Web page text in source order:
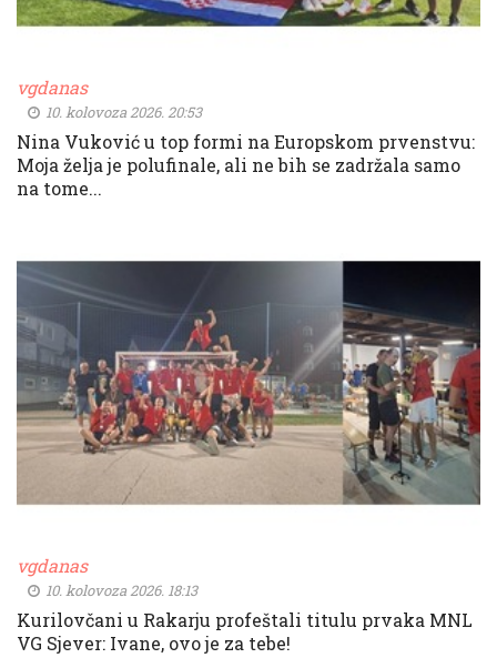
vgdanas
10. kolovoza 2026. 20:53
Nina Vuković u top formi na Europskom prvenstvu:
Moja želja je polufinale, ali ne bih se zadržala samo
na tome...
vgdanas
10. kolovoza 2026. 18:13
Kurilovčani u Rakarju profeštali titulu prvaka MNL
VG Sjever: Ivane, ovo je za tebe!